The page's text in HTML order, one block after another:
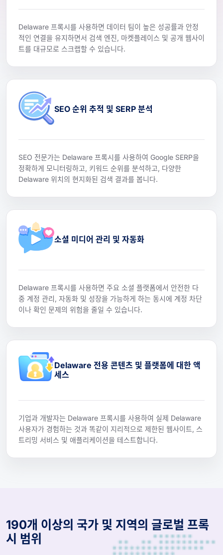
Delaware 프록시를 사용하면 데이터 팀이 높은 성공률과 안정
적인 연결을 유지하면서 검색 엔진, 마켓플레이스 및 공개 웹사이
트를 대규모로 스크랩할 수 있습니다.
SEO 순위 추적 및 SERP 분석
SEO 전문가는 Delaware 프록시를 사용하여 Google SERP을
정확하게 모니터링하고, 키워드 순위를 분석하고, 다양한
Delaware 위치의 현지화된 검색 결과를 봅니다.
소셜 미디어 관리 및 자동화
Delaware 프록시를 사용하면 주요 소셜 플랫폼에서 안전한 다
중 계정 관리, 자동화 및 성장을 가능하게 하는 동시에 계정 차단
이나 확인 문제의 위험을 줄일 수 있습니다.
Delaware 전용 콘텐츠 및 플랫폼에 대한 액
세스
기업과 개발자는 Delaware 프록시를 사용하여 실제 Delaware
사용자가 경험하는 것과 똑같이 지리적으로 제한된 웹사이트, 스
트리밍 서비스 및 애플리케이션을 테스트합니다.
190개 이상의 국가 및 지역의 글로벌 프록
시 범위